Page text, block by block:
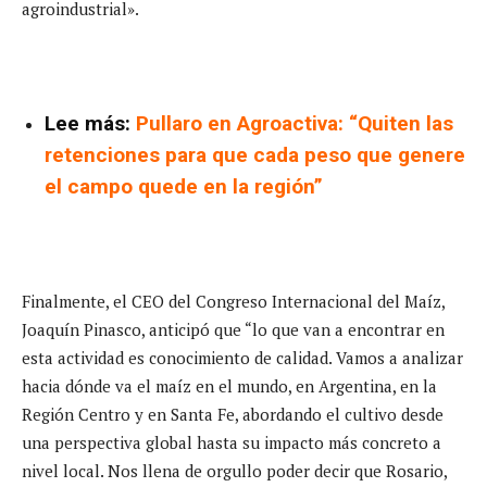
agroindustrial».
Lee más: Pullaro en Agroactiva: “Quiten las
retenciones para que cada peso que genere
el campo quede en la región”
Finalmente, el CEO del Congreso Internacional del Maíz,
Joaquín Pinasco, anticipó que “lo que van a encontrar en
esta actividad es conocimiento de calidad. Vamos a analizar
hacia dónde va el maíz en el mundo, en Argentina, en la
Región Centro y en Santa Fe, abordando el cultivo desde
una perspectiva global hasta su impacto más concreto a
nivel local. Nos llena de orgullo poder decir que Rosario,